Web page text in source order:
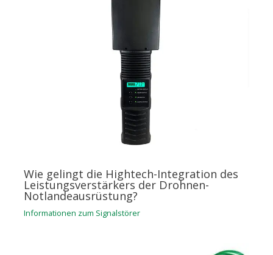
Wie gelingt die Hightech-Integration des
Leistungsverstärkers der Drohnen-
Notlandeausrüstung?
Informationen zum Signalstörer